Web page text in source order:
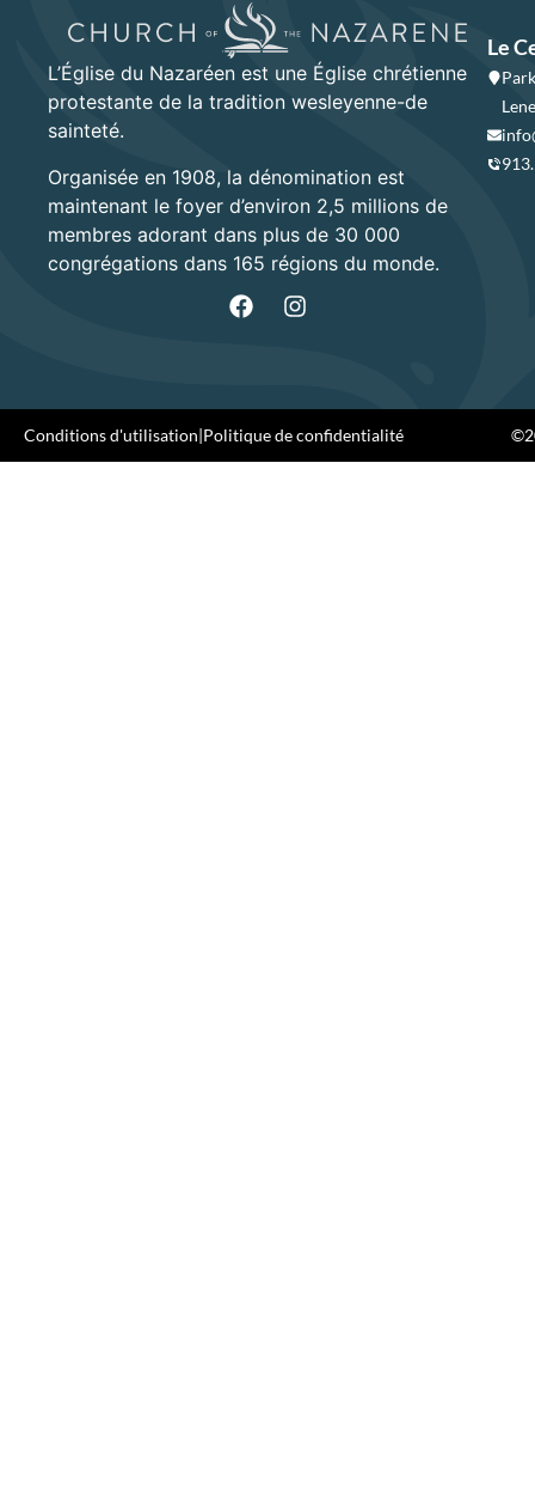
L’Église du Nazaréen est une Église chrétienne
protestante de la tradition wesleyenne-de
sainteté.
Organisée en 1908, la dénomination est
maintenant le foyer d’environ 2,5 millions de
membres adorant dans plus de 30 000
congrégations dans 165 régions du monde.
Le
Conditions d'utilisation|Politique de confidentialité